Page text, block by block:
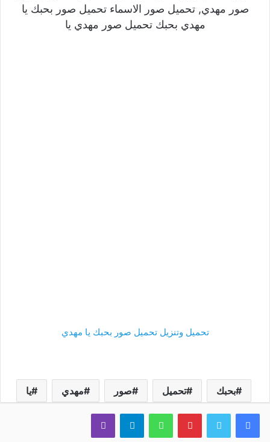
صور مهدي, تحميل صور الاسماء تحميل صور بحبك يا
مهدي بحبك تحميل صور مهدي يا
تحميل وتنزيل تحميل صور بحبك يا مهدي
بحبك تحميل صور مهدي يا
فيسبوك تويتر بينتيريستواتساب تيلقرام ڤايبر